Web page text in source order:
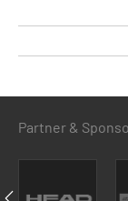
Partner &